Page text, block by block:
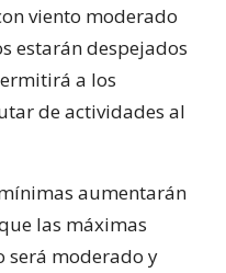
viento moderado
estarán despejados
a los
de actividades al
aumentarán
las máximas
será moderado y